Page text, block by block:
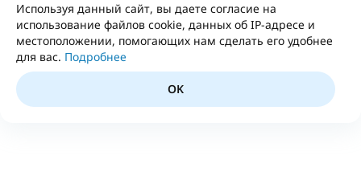
Используя данный сайт, вы даете согласие на
использование файлов cookie, данных об IP-адресе и
местоположении, помогающих нам сделать его удобнее
для вас. Подробнее
OK